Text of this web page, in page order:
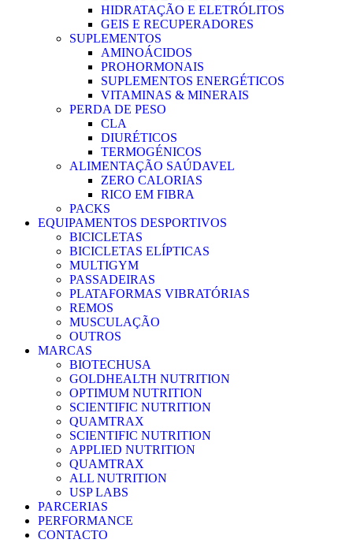
HIDRATAÇÃO E ELETRÓLITOS
GEIS E RECUPERADORES
SUPLEMENTOS
AMINOÁCIDOS
PROHORMONAIS
SUPLEMENTOS ENERGÉTICOS
VITAMINAS & MINERAIS
PERDA DE PESO
CLA
DIURÉTICOS
TERMOGÉNICOS
ALIMENTAÇÃO SAÚDAVEL
ZERO CALORIAS
RICO EM FIBRA
PACKS
EQUIPAMENTOS DESPORTIVOS
BICICLETAS
BICICLETAS ELÍPTICAS
MULTIGYM
PASSADEIRAS
PLATAFORMAS VIBRATÓRIAS
REMOS
MUSCULAÇÃO
OUTROS
MARCAS
BIOTECHUSA
GOLDHEALTH NUTRITION
OPTIMUM NUTRITION
SCIENTIFIC NUTRITION
QUAMTRAX
SCIENTIFIC NUTRITION
APPLIED NUTRITION
QUAMTRAX
ALL NUTRITION
USP LABS
PARCERIAS
PERFORMANCE
CONTACTO